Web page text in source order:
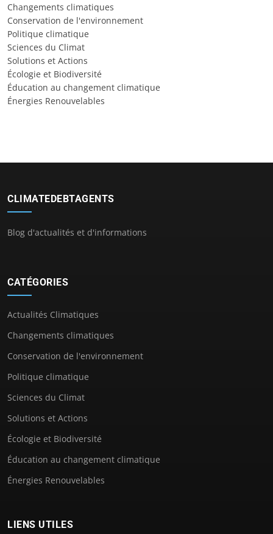
Changements climatiques
Conservation de l'environnement
Politique climatique
Sciences du Climat
Solutions et Actions
Écologie et Biodiversité
Éducation au changement climatique
Énergies Renouvelables
CLIMATEDEBTAGENTS
Blog d'actualités et d'informations
CATÉGORIES
Actualités Climatiques
Changements climatiques
Conservation de l'environnement
Politique climatique
Sciences du Climat
Solutions et Actions
Écologie et Biodiversité
Éducation au changement climatique
Énergies Renouvelables
LIENS UTILES